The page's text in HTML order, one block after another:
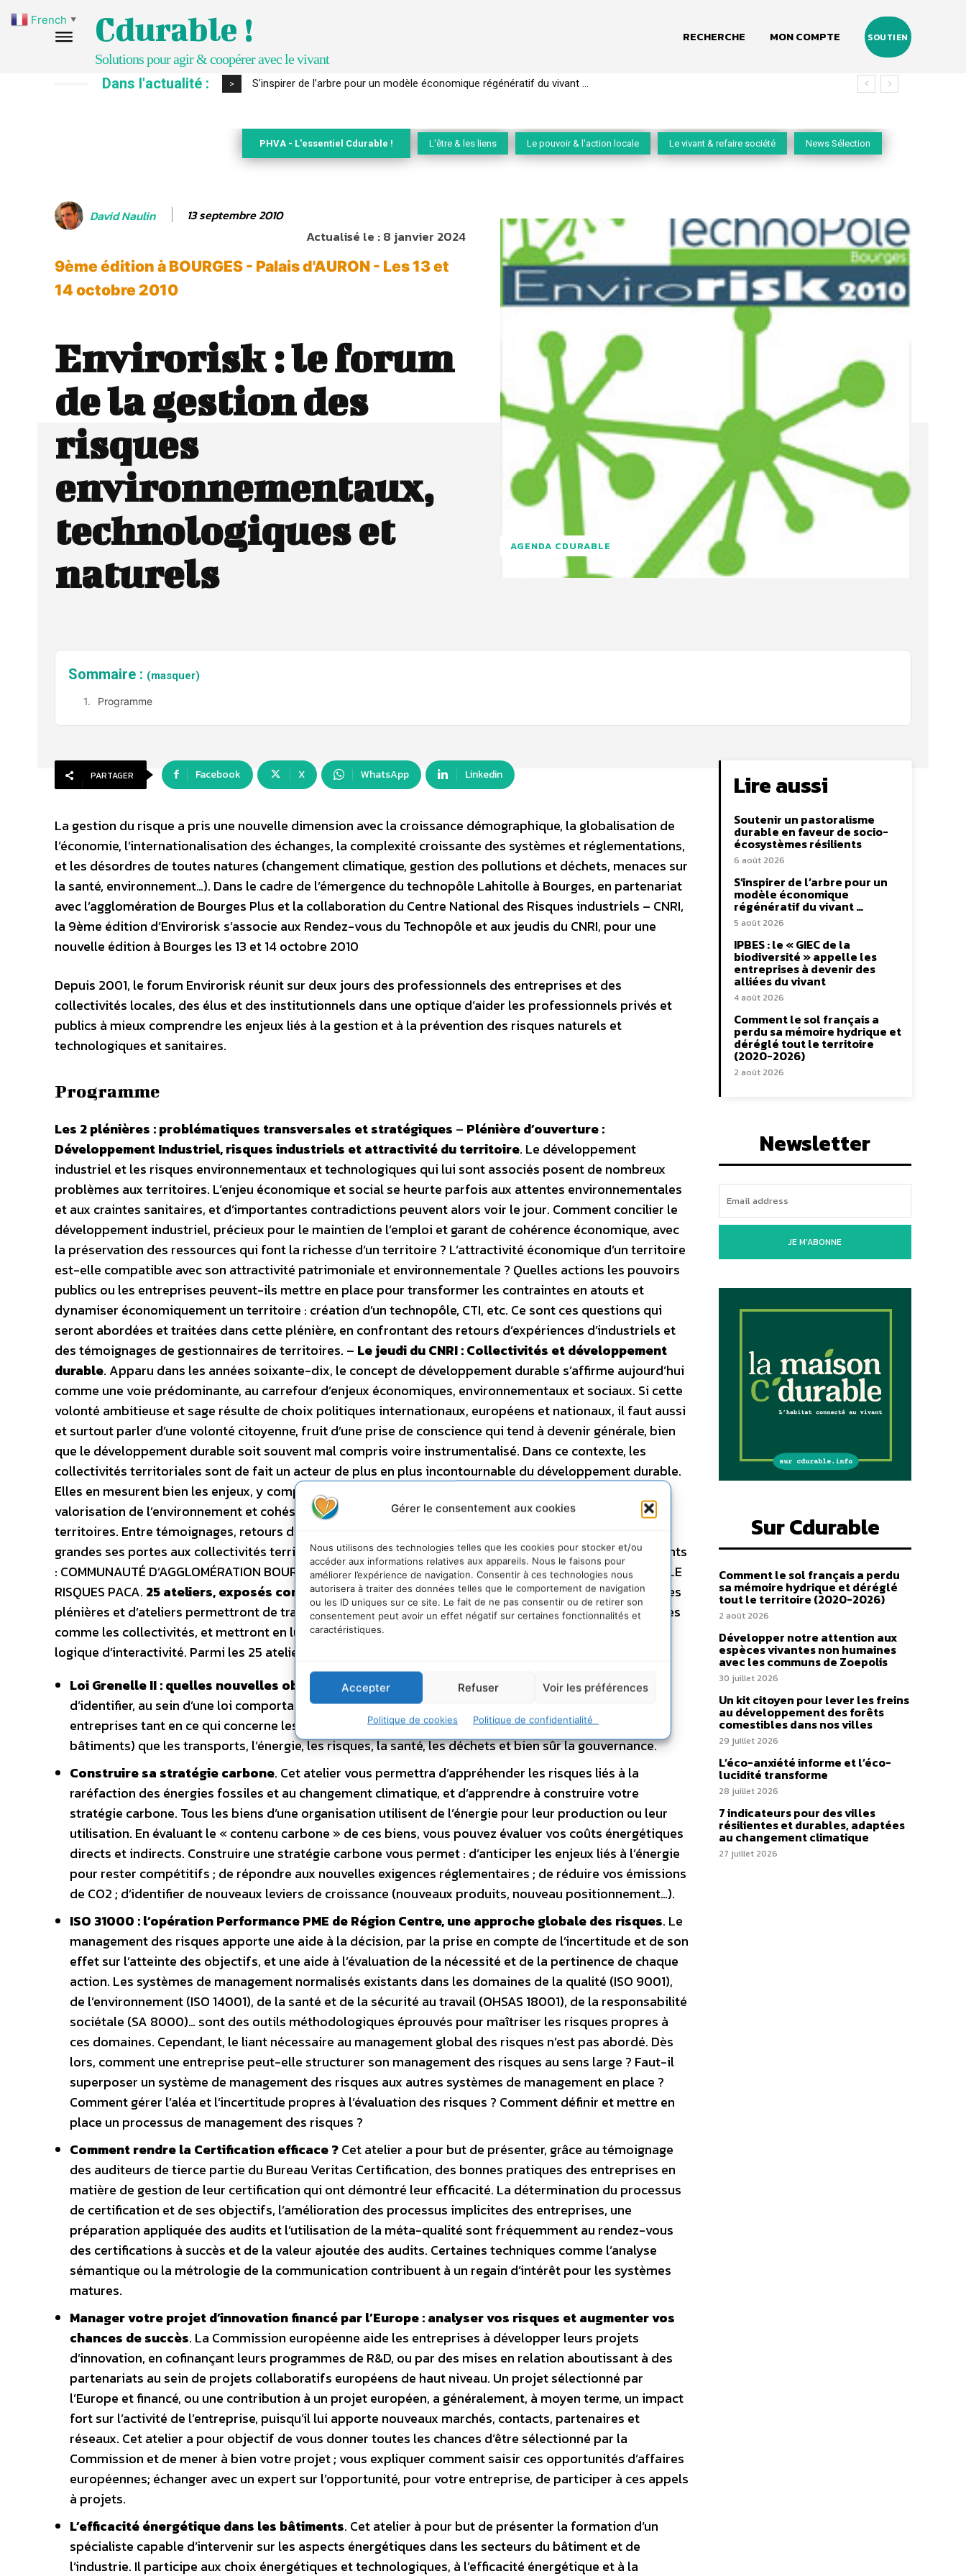
Gérer le consentement aux cookies
Nous utilisons des technologies telles que les cookies pour stocker et/ou
accéder aux informations relatives aux appareils. Nous le faisons pour
améliorer l’expérience de navigation. Consentir à ces technologies nous
autorisera à traiter des données telles que le comportement de navigation
ou les ID uniques sur ce site. Le fait de ne pas consentir ou de retirer son
consentement peut avoir un effet négatif sur certaines fonctionnalités et
caractéristiques.
Accepter Refuser Voir les préférences
Politique de cookies Politique de confidentialité
Cdurable !
Solutions pour agir & coopérer avec le vivant
RECHERCHE MON COMPTE SOUTIEN
Dans l'actualité : > S’inspirer de l’arbre pour un modèle économique régénératif du vivant …
IPBES : le « GIEC de la biodiversité » appelle les entreprises à devenir des alliées du vivant
PHVA - L'essentiel Cdurable ! L'être & les liens Le pouvoir & l'action locale Le vivant & refaire société News Sélection
David Naulin 13 septembre 2010
Actualisé le :8 janvier 2024
9ème édition à BOURGES - Palais d'AURON - Les 13 et
14 octobre 2010
Envirorisk : le forum
de la gestion des
risques
environnementaux,
technologiques et
naturels
AGENDA CDURABLE
Sommaire : (masquer)
Programme
PARTAGER Facebook X WhatsApp Linkedin
La gestion du risque a pris une nouvelle dimension avec la croissance démographique, la globalisation de
l’économie, l’internationalisation des échanges, la complexité croissante des systèmes et réglementations,
et les désordres de toutes natures (changement climatique, gestion des pollutions et déchets, menaces sur
la santé, environnement…). Dans le cadre de l’émergence du technopôle Lahitolle à Bourges, en partenariat
avec l’agglomération de Bourges Plus et la collaboration du Centre National des Risques industriels – CNRI,
la 9ème édition d’Envirorisk s’associe aux Rendez-vous du Technopôle et aux jeudis du CNRI, pour une
nouvelle édition à Bourges les 13 et 14 octobre 2010
Depuis 2001, le forum Envirorisk réunit sur deux jours des professionnels des entreprises et des
collectivités locales, des élus et des institutionnels dans une optique d’aider les professionnels privés et
publics à mieux comprendre les enjeux liés à la gestion et à la prévention des risques naturels et
technologiques et sanitaires.
Programme
Les 2 plénières : problématiques transversales et stratégiques – Plénière d’ouverture :
Développement Industriel, risques industriels et attractivité du territoire. Le développement
industriel et les risques environnementaux et technologiques qui lui sont associés posent de nombreux
problèmes aux territoires. L’enjeu économique et social se heurte parfois aux attentes environnementales
et aux craintes sanitaires, et d’importantes contradictions peuvent alors voir le jour. Comment concilier le
développement industriel, précieux pour le maintien de l’emploi et garant de cohérence économique, avec
la préservation des ressources qui font la richesse d’un territoire ? L’attractivité économique d’un territoire
est-elle compatible avec son attractivité patrimoniale et environnementale ? Quelles actions les pouvoirs
publics ou les entreprises peuvent-ils mettre en place pour transformer les contraintes en atouts et
dynamiser économiquement un territoire : création d’un technopôle, CTI, etc. Ce sont ces questions qui
seront abordées et traitées dans cette plénière, en confrontant des retours d’expériences d’industriels et
des témoignages de gestionnaires de territoires. – Le jeudi du CNRI : Collectivités et développement
durable. Apparu dans les années soixante-dix, le concept de développement durable s’affirme aujourd’hui
comme une voie prédominante, au carrefour d’enjeux économiques, environnementaux et sociaux. Si cette
volonté ambitieuse et sage résulte de choix politiques internationaux, européens et nationaux, il faut aussi
et surtout parler d’une volonté citoyenne, fruit d’une prise de conscience qui tend à devenir générale, bien
que le développement durable soit souvent mal compris voire instrumentalisé. Dans ce contexte, les
collectivités territoriales sont de fait un acteur de plus en plus incontournable du développement durable.
Elles en mesurent bien les enjeux, y compris le fait que l’alchimie entre développement économique,
valorisation de l’environnement et cohésion sociale sont de nature à contribuer à l’attractivité des
territoires. Entre témoignages, retours d’expériences et éléments de méthodes, ce Jeudi du CNRI ouvrira
grandes ses portes aux collectivités territoriales et se tiendra au sein même d’Envirorisk 2010. Intervenants
: COMMUNAUTÉ D’AGGLOMÉRATION BOURGES PLUS – COMMUNAUTÉ D’AGGLOMÉRATION D’AVIGNON – PÔLE
RISQUES PACA. 25 ateliers, exposés concrets et retours d’expériencesUne succession de conférences
plénières et d’ateliers permettront de traiter les thèmes transversaux concernant tous types d’entreprises
comme les collectivités, et mettront en lumière les préoccupations des différents acteurs, dans une
logique d’interactivité. Parmi les 25 ateliers proposés :
Loi Grenelle II : quelles nouvelles obligations pour les entreprises ?Cet atelier a pour but
d’identifier, au sein d’une loi comportant quelques 250 articles, ceux susceptibles d’impacter les
entreprises tant en ce qui concerne les bâtiments (amélioration de la performance énergétique des
bâtiments) que les transports, l’énergie, les risques, la santé, les déchets et bien sûr la gouvernance.
Construire sa stratégie carbone. Cet atelier vous permettra d’appréhender les risques liés à la
raréfaction des énergies fossiles et au changement climatique, et d’apprendre à construire votre
stratégie carbone. Tous les biens d’une organisation utilisent de l’énergie pour leur production ou leur
utilisation. En évaluant le « contenu carbone » de ces biens, vous pouvez évaluer vos coûts énergétiques
directs et indirects. Construire une stratégie carbone vous permet : d’anticiper les enjeux liés à l’énergie
pour rester compétitifs ; de répondre aux nouvelles exigences réglementaires ; de réduire vos émissions
de CO2 ; d’identifier de nouveaux leviers de croissance (nouveaux produits, nouveau positionnement…).
ISO 31000 : l’opération Performance PME de Région Centre, une approche globale des risques. Le
management des risques apporte une aide à la décision, par la prise en compte de l’incertitude et de son
effet sur l’atteinte des objectifs, et une aide à l’évaluation de la nécessité et de la pertinence de chaque
action. Les systèmes de management normalisés existants dans les domaines de la qualité (ISO 9001),
de l’environnement (ISO 14001), de la santé et de la sécurité au travail (OHSAS 18001), de la responsabilité
sociétale (SA 8000)… sont des outils méthodologiques éprouvés pour maîtriser les risques propres à
ces domaines. Cependant, le liant nécessaire au management global des risques n’est pas abordé. Dès
lors, comment une entreprise peut-elle structurer son management des risques au sens large ? Faut-il
superposer un système de management des risques aux autres systèmes de management en place ?
Comment gérer l’aléa et l’incertitude propres à l’évaluation des risques ? Comment définir et mettre en
place un processus de management des risques ?
Comment rendre la Certification efficace ?Cet atelier a pour but de présenter, grâce au témoignage
des auditeurs de tierce partie du Bureau Veritas Certification, des bonnes pratiques des entreprises en
matière de gestion de leur certification qui ont démontré leur efficacité. La détermination du processus
de certification et de ses objectifs, l’amélioration des processus implicites des entreprises, une
préparation appliquée des audits et l’utilisation de la méta-qualité sont fréquemment au rendez-vous
des certifications à succès et de la valeur ajoutée des audits. Certaines techniques comme l’analyse
sémantique ou la métrologie de la communication contribuent à un regain d’intérêt pour les systèmes
matures.
Manager votre projet d’innovation financé par l’Europe : analyser vos risques et augmenter vos
chances de succès. La Commission européenne aide les entreprises à développer leurs projets
d’innovation, en cofinançant leurs programmes de R&D, ou par des mises en relation aboutissant à des
partenariats au sein de projets collaboratifs européens de haut niveau. Un projet sélectionné par
l’Europe et financé, ou une contribution à un projet européen, a généralement, à moyen terme, un impact
fort sur l’activité de l’entreprise, puisqu’il lui apporte nouveaux marchés, contacts, partenaires et
réseaux. Cet atelier a pour objectif de vous donner toutes les chances d’être sélectionné par la
Commission et de mener à bien votre projet ; vous expliquer comment saisir ces opportunités d’affaires
européennes; échanger avec un expert sur l’opportunité, pour votre entreprise, de participer à ces appels
à projets.
L’efficacité énergétique dans les bâtiments. Cet atelier à pour but de présenter la formation d’un
spécialiste capable d’intervenir sur les aspects énergétiques dans les secteurs du bâtiment et de
l’industrie. Il participe aux choix énergétiques et technologiques, à l’efficacité énergétique et à la
Lire aussi
Soutenir un pastoralisme
durable en faveur de socio-
écosystèmes résilients
6 août 2026
S’inspirer de l’arbre pour un
modèle économique
régénératif du vivant …
5 août 2026
IPBES : le « GIEC de la
biodiversité » appelle les
entreprises à devenir des
alliées du vivant
4 août 2026
Comment le sol français a
perdu sa mémoire hydrique et
déréglé tout le territoire
(2020-2026)
2 août 2026
Newsletter
JE M'ABONNE
Sur Cdurable
Comment le sol français a perdu
sa mémoire hydrique et déréglé
tout le territoire (2020-2026)
2 août 2026
Développer notre attention aux
espèces vivantes non humaines
avec les communs de Zoepolis
30 juillet 2026
Un kit citoyen pour lever les freins
au développement des forêts
comestibles dans nos villes
29 juillet 2026
L’éco-anxiété informe et l’éco-
lucidité transforme
28 juillet 2026
7 indicateurs pour des villes
résilientes et durables, adaptées
au changement climatique
27 juillet 2026
French ▼